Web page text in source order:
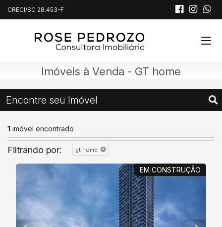
CRECI/SC 28.453-F
Imóveis à Venda - GT home
Encontre seu Imóvel
1 imóvel encontrado
Filtrando por: gt home
EM CONSTRUÇÃO